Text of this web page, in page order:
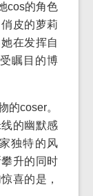
cos的角色
皮的萝莉
在发挥自
瞩目的博
的coser。
的幽默感
独特的风
升的同时
喜的是，